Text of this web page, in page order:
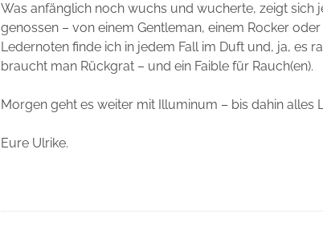
Was anfänglich noch wuchs und wucherte, zeigt sich
genossen – von einem Gentleman, einem Rocker
Ledernoten finde ich in jedem Fall im Duft und, ja, es
braucht man Rückgrat – und ein Faible für Rauch(en).
Morgen geht es weiter mit Illuminum – bis dahin alles
Eure Ulrike.